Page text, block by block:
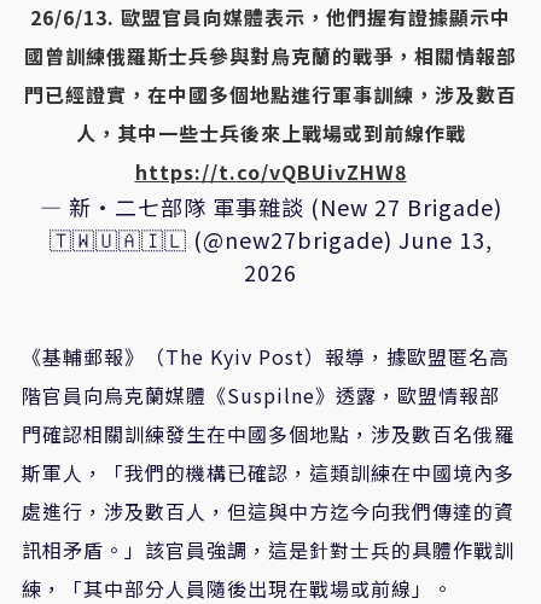
26/6/13. 歐盟官員向媒體表示，他們握有證據顯示中
國曾訓練俄羅斯士兵參與對烏克蘭的戰爭，相關情報部
門已經證實，在中國多個地點進行軍事訓練，涉及數百
人，其中一些士兵後來上戰場或到前線作戰
https://t.co/vQBUivZHW8
— 新‧二七部隊 軍事雜談 (New 27 Brigade)
🇹🇼🇺🇦🇮🇱 (@new27brigade) June 13,
2026
《基輔郵報》（The Kyiv Post）報導，據歐盟匿名高
階官員向烏克蘭媒體《Suspilne》透露，歐盟情報部
門確認相關訓練發生在中國多個地點，涉及數百名俄羅
斯軍人，「我們的機構已確認，這類訓練在中國境內多
處進行，涉及數百人，但這與中方迄今向我們傳達的資
訊相矛盾。」該官員強調，這是針對士兵的具體作戰訓
練，「其中部分人員隨後出現在戰場或前線」。